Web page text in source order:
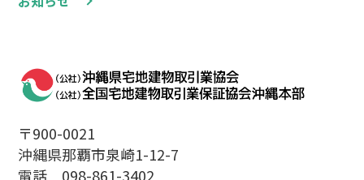
〒900-0021
沖縄県那覇市泉崎1-12-7
電話 098-861-3402